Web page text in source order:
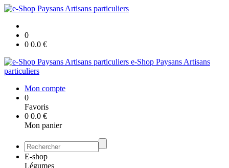
0
0 0.0 €
e-Shop Paysans Artisans
particuliers
Mon compte
0
Favoris
0 0.0 €
Mon panier
E-shop
Légumes